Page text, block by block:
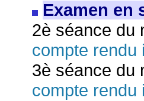
Examen en
2è séance du
compte rendu
3è séance du
compte rendu